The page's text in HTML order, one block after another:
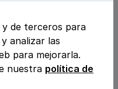
San Sebastián
de terceros para
analizar las
para mejorarla.
nuestra política de